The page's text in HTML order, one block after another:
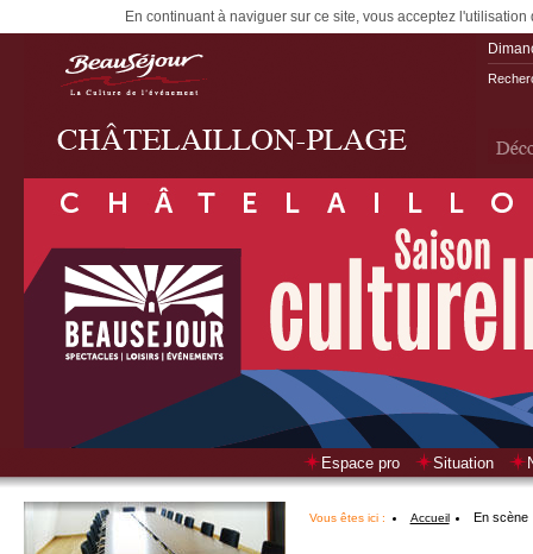
En continuant à naviguer sur ce site, vous acceptez
Espace pro Situation
Vous êtes ici : Accueil En scène